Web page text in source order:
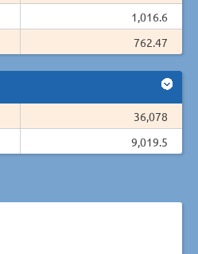
1,016.6
762.47
36,078
9,019.5